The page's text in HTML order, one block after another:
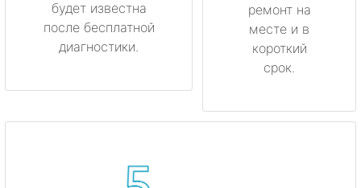
будет известна
после бесплатной
диагностики.
ремонт на
месте и в
короткий
срок.